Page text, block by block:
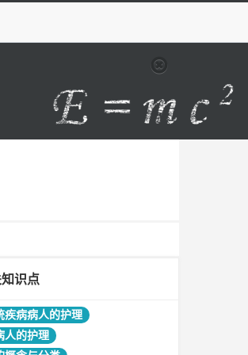
识点
疾病病人的护理
人的护理